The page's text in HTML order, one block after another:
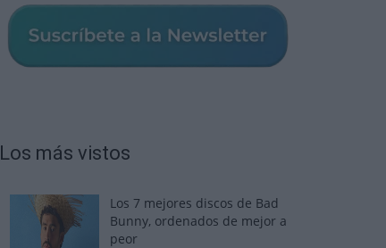
Los más vistos
Los 7 mejores discos de Bad
Bunny, ordenados de mejor a
peor